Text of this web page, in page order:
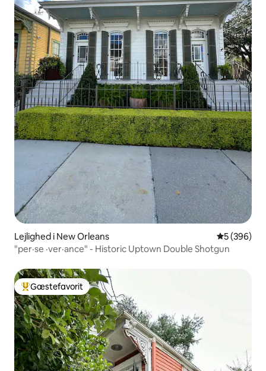
Lejlighed i New Orleans 5 ud af 5 i
5 (396)
"per·se ·ver·ance" - Historic Uptown Double Shotgun
Bedste gæstefavorit
Gæstefavorit